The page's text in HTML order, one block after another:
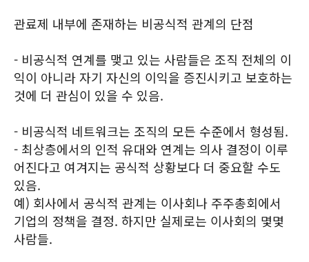
관료제 내부에 존재하는 비공식적 관계의 단점
- 비공식적 연계를 맺고 있는 사람들은 조직 전체의 이
익이 아니라 자기 자신의 이익을 증진시키고 보호하는
것에 더 관심이 있을 수 있음.
- 비공식적 네트워크는 조직의 모든 수준에서 형성됨.
- 최상층에서의 인적 유대와 연계는 의사 결정이 이루
어진다고 여겨지는 공식적 상황보다 더 중요할 수도
있음.
예) 회사에서 공식적 관계는 이사회나 주주총회에서
기업의 정책을 결정. 하지만 실제로는 이사회의 몇몇
사람들.